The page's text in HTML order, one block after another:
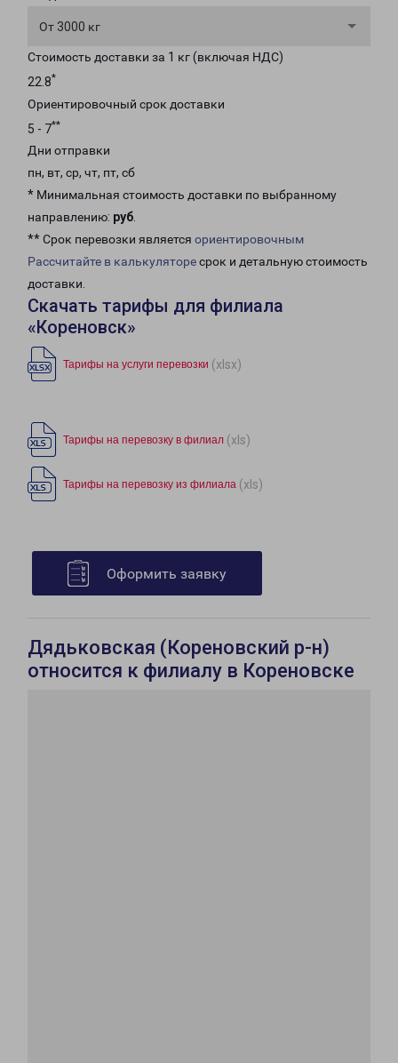
От 3000 кг
Стоимость доставки за 1 кг (включая НДС)
22.8*
Ориентировочный срок доставки
5 - 7**
Дни отправки
пн, вт, ср, чт, пт, сб
* Минимальная стоимость доставки по выбранному
направлению: руб.
** Срок перевозки является ориентировочным
Рассчитайте в калькуляторесрок и детальную стоимость
доставки.
Скачать тарифы для филиала
«Кореновск»
Тарифы на услуги перевозки (xlsx)
Тарифы на перевозку в филиал (xls)
Тарифы на перевозку из филиала (xls)
Оформить заявку
Дядьковская (Кореновский р-н)
относится к филиалу в Кореновске